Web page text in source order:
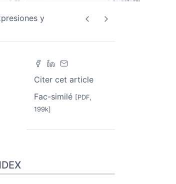
y
Citer cet article
Fac-similé [PDF,
199k]